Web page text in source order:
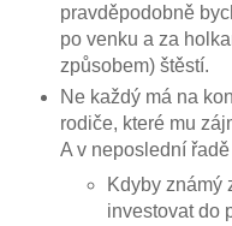
pravděpodobně
po venku a za
způsobem) štěstí.
Ne každý má na
rodiče, které mu
A v neposlední
Kdyby známý
investovat do